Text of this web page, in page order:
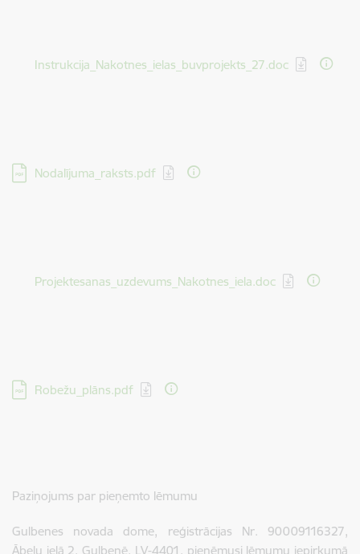
Lejupielādēt:
Instrukcija_Nakotnes_ielas_buvprojekts_27.doc
Lejupielādēt:
Nodalījuma_raksts.pdf
Lejupielādēt:
Projektesanas_uzdevums_Nakotnes_iela.doc
Lejupielādēt:
Robežu_plāns.pdf
Paziņojums par pieņemto lēmumu
Gulbenes novada dome, reģistrācijas Nr. 90009116327,
Ābeļu ielā 2, Gulbenē, LV-4401, pieņēmusi lēmumu iepirkumā